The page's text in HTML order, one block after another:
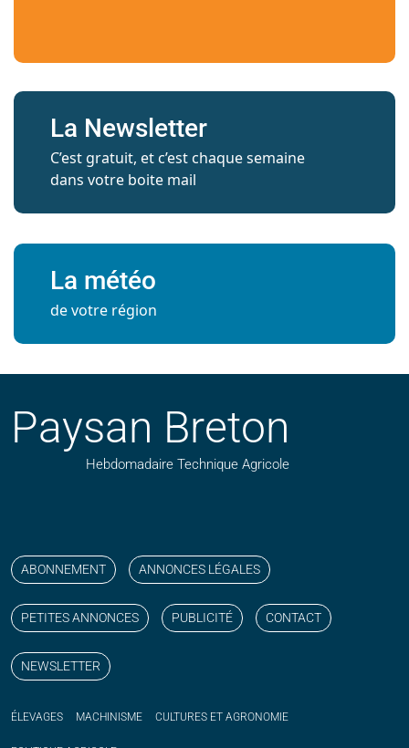
La Newsletter
C’est gratuit, et c’est chaque semaine
dans votre boite mail
La météo
de votre région
Paysan Breton
Hebdomadaire Technique Agricole
ABONNEMENT ANNONCES LÉGALES
PETITES ANNONCES PUBLICITÉ CONTACT
NEWSLETTER
ÉLEVAGES MACHINISME CULTURES ET AGRONOMIE